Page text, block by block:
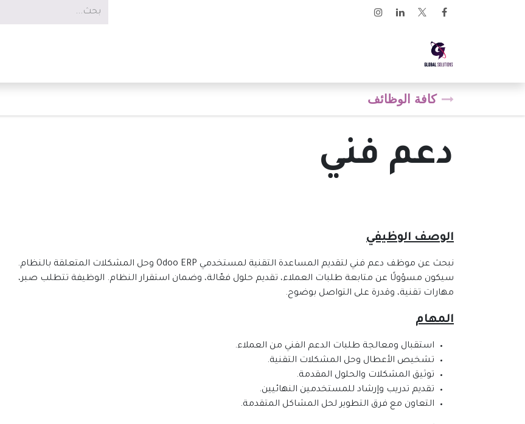
تخطي للذهاب إلى المحتوى
كافة الوظائف
دعم فني
الوصف الوظيفي
نبحث عن موظف دعم فني لتقديم المساعدة التقنية لمستخدمي Odoo ERP وحل المشكلات المتعلقة بالنظام.
سيكون مسؤولًا عن متابعة طلبات العملاء، تقديم حلول فعّالة، وضمان استقرار النظام. الوظيفة تتطلب صبر،
مهارات تقنية، وقدرة على التواصل بوضوح.
المهام
استقبال ومعالجة طلبات الدعم الفني من العملاء.
تشخيص الأعطال وحل المشكلات التقنية.
توثيق المشكلات والحلول المقدمة.
تقديم تدريب وإرشاد للمستخدمين النهائيين.
التعاون مع فرق التطوير لحل المشاكل المتقدمة.